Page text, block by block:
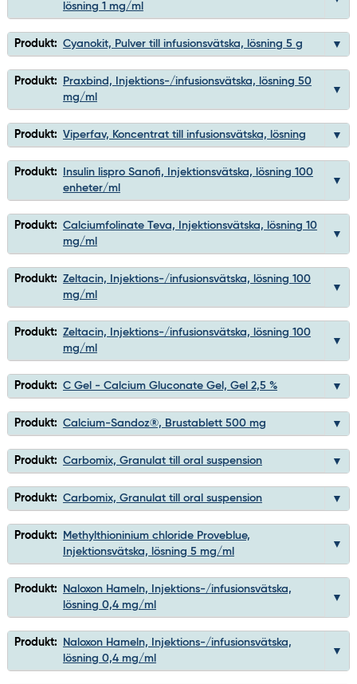
lösning 1 mg/ml
Produkt: Cyanokit, Pulver till infusionsvätska, lösning 5 g
Produkt:
Praxbind, Injektions-/infusionsvätska, lösning 50
mg/ml
Produkt: Viperfav, Koncentrat till infusionsvätska, lösning
Produkt:
Insulin lispro Sanofi, Injektionsvätska, lösning 100
enheter/ml
Produkt: Calciumfolinate Teva, Injektionsvätska, lösning 10
mg/ml
Produkt: Zeltacin, Injektions-/infusionsvätska, lösning 100
mg/ml
Produkt: Zeltacin, Injektions-/infusionsvätska, lösning 100
mg/ml
Produkt: C Gel - Calcium Gluconate Gel, Gel 2,5 %
Produkt: Calcium-Sandoz®, Brustablett 500 mg
Produkt: Carbomix, Granulat till oral suspension
Produkt: Carbomix, Granulat till oral suspension
Produkt:
Methylthioninium chloride Proveblue,
Injektionsvätska, lösning 5 mg/ml
Produkt:
Naloxon Hameln, Injektions-/infusionsvätska,
lösning 0,4 mg/ml
Produkt:
Naloxon Hameln, Injektions-/infusionsvätska,
lösning 0,4 mg/ml